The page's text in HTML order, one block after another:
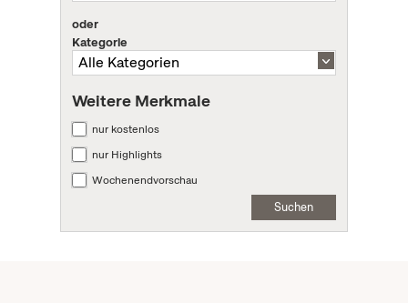
oder
Kategorie
Weitere Merkmale
nur kostenlos
nur Highlights
Wochenendvorschau
Suchen